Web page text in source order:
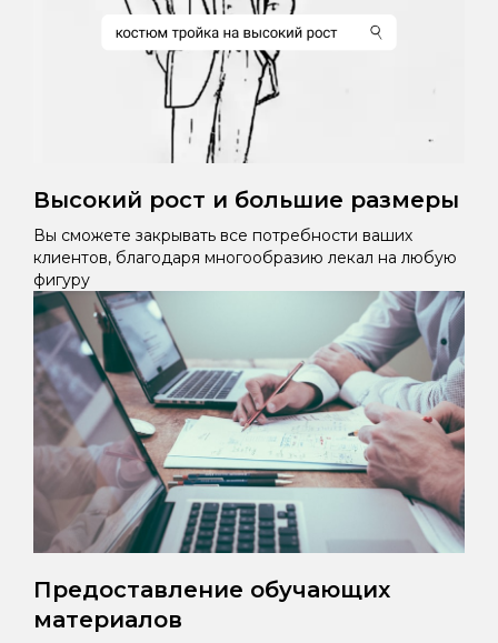
Высокий рост и большие размеры
Вы сможете закрывать все потребности ваших
клиентов, благодаря многообразию лекал на любую
фигуру
Предоставление обучающих
материалов